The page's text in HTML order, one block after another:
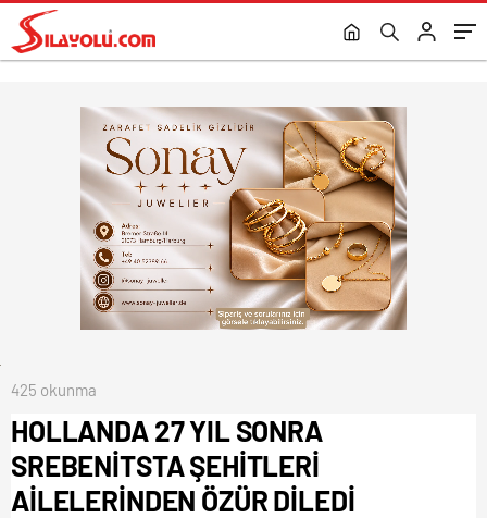
AİLELERİNDEN ÖZÜR DİLEDİ
425 okunma
HOLLANDA 27 YIL SONRA
SREBENİTSTA ŞEHİTLERİ
AİLELERİNDEN ÖZÜR DİLEDİ
kısıtlamalarına hazırlanıyor.